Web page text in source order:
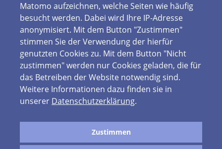
Matomo aufzeichnen, welche Seiten wie häufig
besucht werden. Dabei wird Ihre IP-Adresse
anonymisiert. Mit dem Button "Zustimmen"
stimmen Sie der Verwendung der hierfür
genutzten Cookies zu. Mit dem Button "Nicht
zustimmen" werden nur Cookies geladen, die für
das Betreiben der Website notwendig sind.
Weitere Informationen dazu finden sie in
unserer Datenschutzerklärung.
Zustimmen